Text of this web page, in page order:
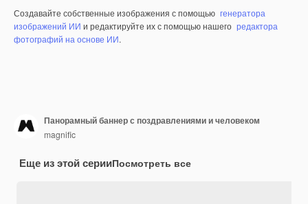
Создавайте собственные изображения с помощью генератора
изображений ИИ и редактируйте их с помощью нашего редактора
фотографий на основе ИИ.
Панорамный баннер с поздравлениями и человеком
magnific
Еще из этой серииПосмотреть все